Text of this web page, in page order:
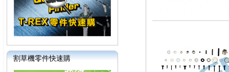
割草機零件快速購